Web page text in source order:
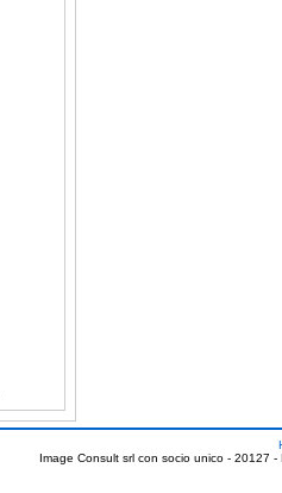
Image Consult srl con socio unico - 20127